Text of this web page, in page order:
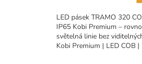
LED pásek TRAMO 320
IP65 Kobi Premium –
světelná linie bez
Kobi Premium | LED COB